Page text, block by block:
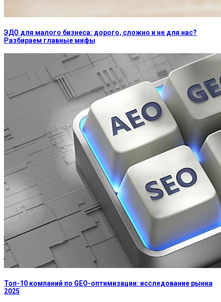
ЭДО для малого бизнеса: дорого, сложно и не для нас?
Разбираем главные мифы
Топ-10 компаний по GEO-оптимизации: исследование рынка
2025